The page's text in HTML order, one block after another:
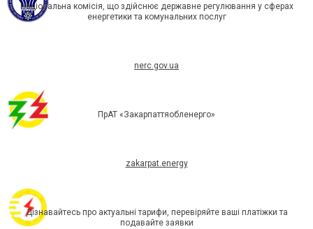
Національна комісія, що здійснює державне регулювання у сферах
енергетики та комунальних послуг
nerc.gov.ua
ПрАТ «Закарпаттяобленерго»
zakarpat.energy
Дізнавайтесь про актуальні тарифи, перевіряйте ваші платіжки та
подавайте заявки